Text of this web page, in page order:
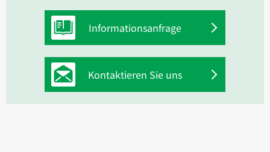
Informationsanfrage
Kontaktieren Sie uns